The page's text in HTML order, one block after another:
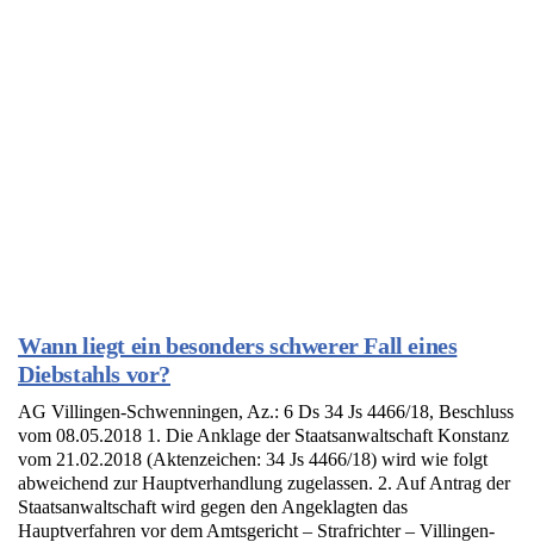
Wann liegt ein besonders schwerer Fall eines
Diebstahls vor?
AG Villingen-Schwenningen, Az.: 6 Ds 34 Js 4466/18, Beschluss
vom 08.05.2018 1. Die Anklage der Staatsanwaltschaft Konstanz
vom 21.02.2018 (Aktenzeichen: 34 Js 4466/18) wird wie folgt
abweichend zur Hauptverhandlung zugelassen. 2. Auf Antrag der
Staatsanwaltschaft wird gegen den Angeklagten das
Hauptverfahren vor dem Amtsgericht – Strafrichter – Villingen-